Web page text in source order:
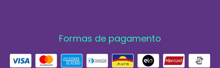
Formas de pagamento